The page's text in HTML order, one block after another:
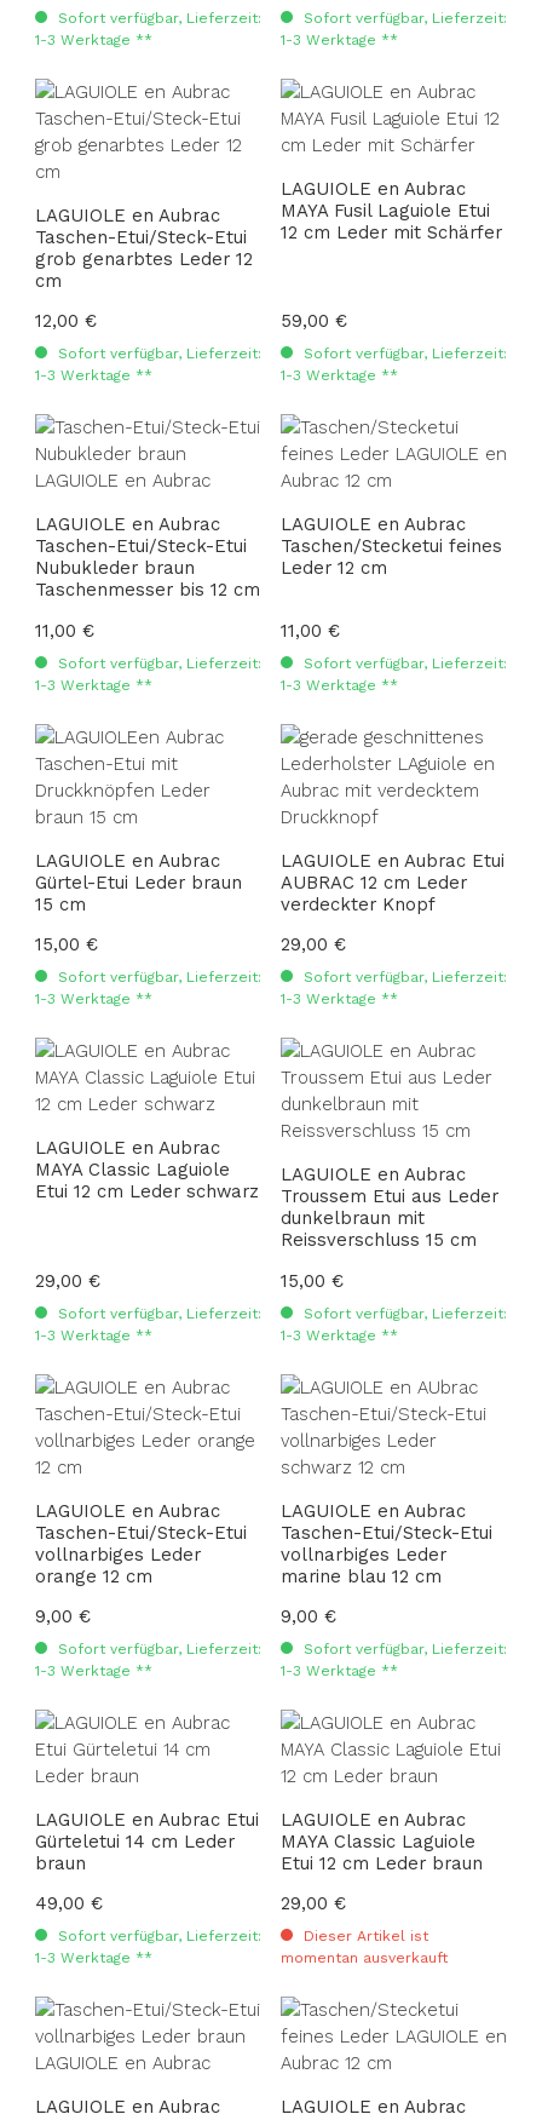
Sofort verfügbar, Lieferzeit:
1-3 Werktage **
Sofort verfügbar, Lieferzeit:
1-3 Werktage **
LAGUIOLE en Aubrac
Taschen-Etui/Steck-Etui
grob genarbtes Leder 12
cm
Regulärer Preis:
12,00 €
Sofort verfügbar, Lieferzeit:
1-3 Werktage **
LAGUIOLE en Aubrac
MAYA Fusil Laguiole Etui
12 cm Leder mit Schärfer
Regulärer Preis:
59,00 €
Sofort verfügbar, Lieferzeit:
1-3 Werktage **
LAGUIOLE en Aubrac
Taschen-Etui/Steck-Etui
Nubukleder braun
Taschenmesser bis 12 cm
Regulärer Preis:
11,00 €
Sofort verfügbar, Lieferzeit:
1-3 Werktage **
LAGUIOLE en Aubrac
Taschen/Stecketui feines
Leder 12 cm
Regulärer Preis:
11,00 €
Sofort verfügbar, Lieferzeit:
1-3 Werktage **
LAGUIOLE en Aubrac
Gürtel-Etui Leder braun
15 cm
Regulärer Preis:
15,00 €
Sofort verfügbar, Lieferzeit:
1-3 Werktage **
LAGUIOLE en Aubrac Etui
AUBRAC 12 cm Leder
verdeckter Knopf
Regulärer Preis:
29,00 €
Sofort verfügbar, Lieferzeit:
1-3 Werktage **
LAGUIOLE en Aubrac
MAYA Classic Laguiole
Etui 12 cm Leder schwarz
Regulärer Preis:
29,00 €
Sofort verfügbar, Lieferzeit:
1-3 Werktage **
LAGUIOLE en Aubrac
Troussem Etui aus Leder
dunkelbraun mit
Reissverschluss 15 cm
Regulärer Preis:
15,00 €
Sofort verfügbar, Lieferzeit:
1-3 Werktage **
LAGUIOLE en Aubrac
Taschen-Etui/Steck-Etui
vollnarbiges Leder
orange 12 cm
Regulärer Preis:
9,00 €
Sofort verfügbar, Lieferzeit:
1-3 Werktage **
LAGUIOLE en Aubrac
Taschen-Etui/Steck-Etui
vollnarbiges Leder
marine blau 12 cm
Regulärer Preis:
9,00 €
Sofort verfügbar, Lieferzeit:
1-3 Werktage **
LAGUIOLE en Aubrac Etui
Gürteletui 14 cm Leder
braun
Regulärer Preis:
49,00 €
Sofort verfügbar, Lieferzeit:
1-3 Werktage **
LAGUIOLE en Aubrac
MAYA Classic Laguiole
Etui 12 cm Leder braun
Regulärer Preis:
29,00 €
Dieser Artikel ist
momentan ausverkauft
LAGUIOLE en Aubrac
LAGUIOLE en Aubrac